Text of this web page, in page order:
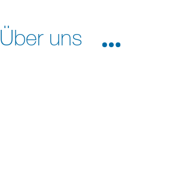
Über uns